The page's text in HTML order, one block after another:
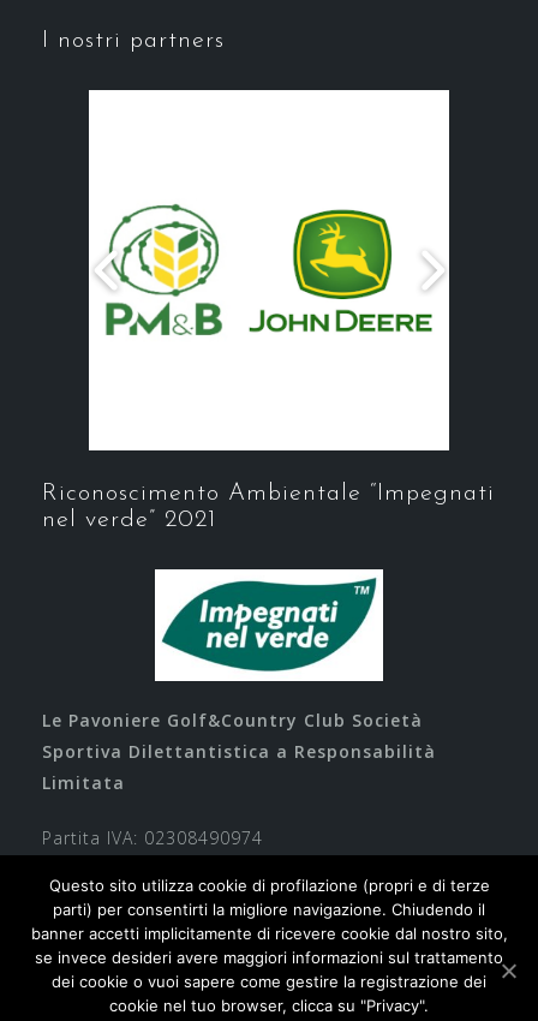
I nostri partners
Riconoscimento Ambientale “Impegnati
nel verde” 2021
Le Pavoniere Golf&Country Club Società
Sportiva Dilettantistica a Responsabilità
Limitata
Partita IVA: 02308490974
Contatti Privacy Cookie
Questo sito utilizza cookie di profilazione (propri e di terze
parti) per consentirti la migliore navigazione. Chiudendo il
banner accetti implicitamente di ricevere cookie dal nostro sito,
se invece desideri avere maggiori informazioni sul trattamento
dei cookie o vuoi sapere come gestire la registrazione dei
cookie nel tuo browser, clicca su "Privacy".